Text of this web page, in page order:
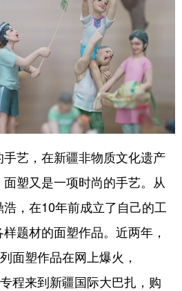
廉政频道 新华视角看新疆
河北 山西
上海 江苏
福建 江西
湖北 湖南
云南
青海 宁夏
艺，在新疆非物质文化遗产
塑又是一项时尚的手艺。从
，在10年前成立了自己的工
题材的面塑作品。近两年，
面塑作品在网上爆火，
程来到新疆国际大巴扎，购